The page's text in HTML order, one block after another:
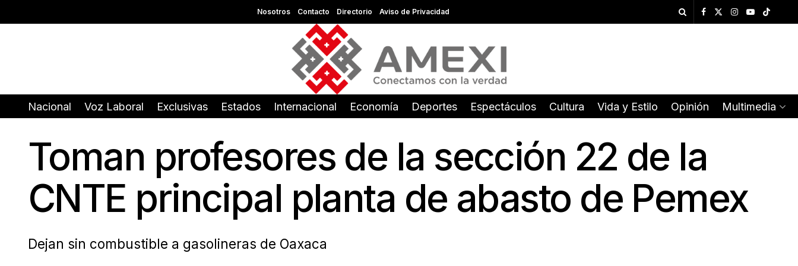
Nosotros Contacto Directorio Aviso de Privacidad
Nacional Voz Laboral Exclusivas Estados Internacional Economía Deportes Espectáculos Cultura Vida y Estilo Opinión Multimedia
Toman profesores de la sección 22 de la
CNTE principal planta de abasto de Pemex
Dejan sin combustible a gasolineras de Oaxaca